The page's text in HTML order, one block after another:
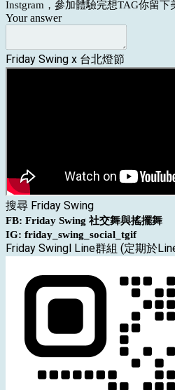
Instgram，參加體驗完想TAG你留
Your answer
Friday Swing x 台北燈節
搜尋 Friday Swing
FB: Friday Swing 社交舞與搖擺舞
IG: friday_swing_social_tgif
Friday Swingl Line群組 (定期於